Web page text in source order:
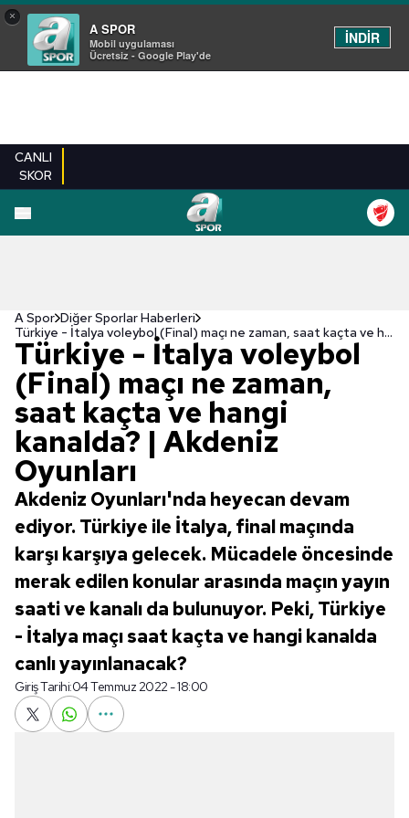
×
A SPOR
Mobil uygulaması
Ücretsiz - Google Play'de
İNDİR
CANLI
SKOR
A Spor Diğer Sporlar Haberleri
Türkiye - İtalya voleybol (Final) maçı ne zaman, saat kaçta ve hangi kanalda? | Akdeniz Oyunları
Türkiye - İtalya voleybol
(Final) maçı ne zaman,
saat kaçta ve hangi
kanalda? | Akdeniz
Oyunları
Akdeniz Oyunları'nda heyecan devam
ediyor. Türkiye ile İtalya, final maçında
karşı karşıya gelecek. Mücadele öncesinde
merak edilen konular arasında maçın yayın
saati ve kanalı da bulunuyor. Peki, Türkiye
- İtalya maçı saat kaçta ve hangi kanalda
canlı yayınlanacak?
Giriş Tarihi:04 Temmuz 2022 - 18:00